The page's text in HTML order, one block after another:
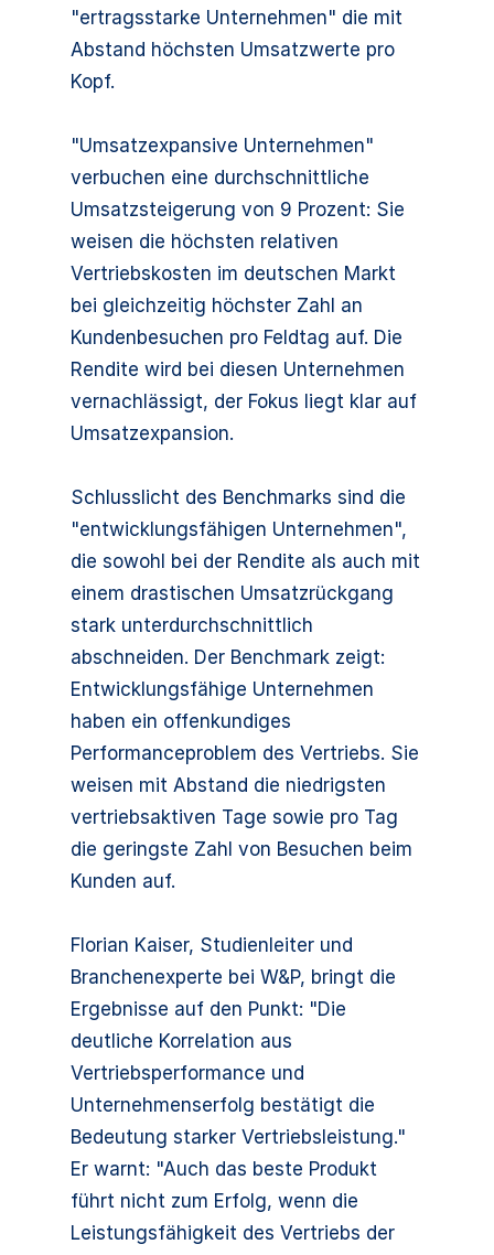
"ertragsstarke Unternehmen" die mit
Abstand höchsten Umsatzwerte pro
Kopf.
"Umsatzexpansive Unternehmen"
verbuchen eine durchschnittliche
Umsatzsteigerung von 9 Prozent: Sie
weisen die höchsten relativen
Vertriebskosten im deutschen Markt
bei gleichzeitig höchster Zahl an
Kundenbesuchen pro Feldtag auf. Die
Rendite wird bei diesen Unternehmen
vernachlässigt, der Fokus liegt klar auf
Umsatzexpansion.
Schlusslicht des Benchmarks sind die
"entwicklungsfähigen Unternehmen",
die sowohl bei der Rendite als auch mit
einem drastischen Umsatzrückgang
stark unterdurchschnittlich
abschneiden. Der Benchmark zeigt:
Entwicklungsfähige Unternehmen
haben ein offenkundiges
Performanceproblem des Vertriebs. Sie
weisen mit Abstand die niedrigsten
vertriebsaktiven Tage sowie pro Tag
die geringste Zahl von Besuchen beim
Kunden auf.
Florian Kaiser, Studienleiter und
Branchenexperte bei W&P, bringt die
Ergebnisse auf den Punkt: "Die
deutliche Korrelation aus
Vertriebsperformance und
Unternehmenserfolg bestätigt die
Bedeutung starker Vertriebsleistung."
Er warnt: "Auch das beste Produkt
führt nicht zum Erfolg, wenn die
Leistungsfähigkeit des Vertriebs der